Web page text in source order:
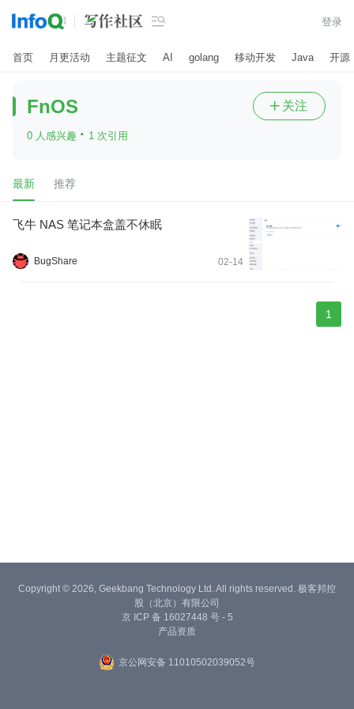
 登录
首页 月更活动 主题征文 AI golang 移动开发 Java 开源
FnOS
0 人感兴趣 · 1 次引用
 关注
最新 推荐
飞牛 NAS 笔记本盒盖不休眠
BugShare 02-14
1
Copyright © 2026, Geekbang Technology Ltd. All rights reserved. 极客邦控
股（北京）有限公司
京 ICP 备 16027448 号 - 5
产品资质
京公网安备 11010502039052号